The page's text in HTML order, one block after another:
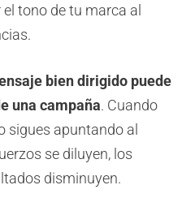
tono de tu marca al
bien dirigido puede
una campaña. Cuando
sigues apuntando al
se diluyen, los
disminuyen.